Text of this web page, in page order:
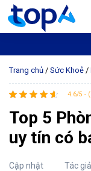
Trang chủ / Sức Khoẻ /
4.6/5 -
Top 5
uy tín có
Cập nhật
Tác